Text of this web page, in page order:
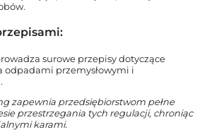
surowe przepisy dotyczące
odpadami przemysłowymi i
zapewnia przedsiębiorstwom pełne
przestrzegania tych regulacji, chroniąc
karami.